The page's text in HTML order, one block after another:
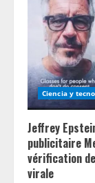
Ciencia y
Jeffrey
publicitaire
vérification
virale